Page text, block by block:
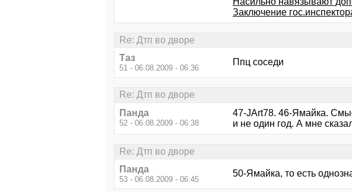
Заключение
Re: Дтп во дворе
Таз
51 - 06.08.2009 - 06:36
Ппц соседи
Re: Дтп во дворе
Панда
52 - 06.08.2009 - 06:38
47-JArt78. 46-Ямайка.
и не один год. А мне
Re: Дтп во дворе
Панда
53 - 06.08.2009 - 06:45
50-Ямайка, то есть